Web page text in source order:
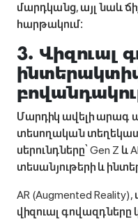
մարդկանց, այլ նաև
հարթակում։
3. Վիզուալ
ինտերակտիվ
Մարդիկ ավելի արագ
տեսողական
սերունդները՝ Gen Z
տեսանյութերի և
AR (Augmented
վիզուալ գովազդները